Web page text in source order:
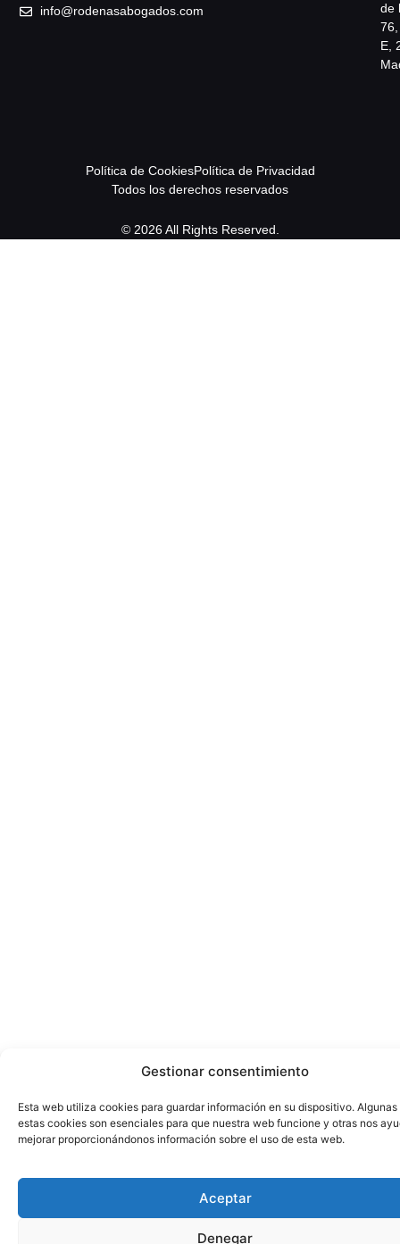
Gestionar consentimiento
Esta web utiliza cookies para guardar información en su dispositivo. Algunas
estas cookies son esenciales para que nuestra web funcione y otras nos
mejorar proporcionándonos información sobre el uso de esta web.
Aceptar
Denegar
de
E,
info@rodenasabogados.com
Política de CookiesPolítica de Privacidad
Todos los derechos reservados
© 2026 All Rights Reserved.